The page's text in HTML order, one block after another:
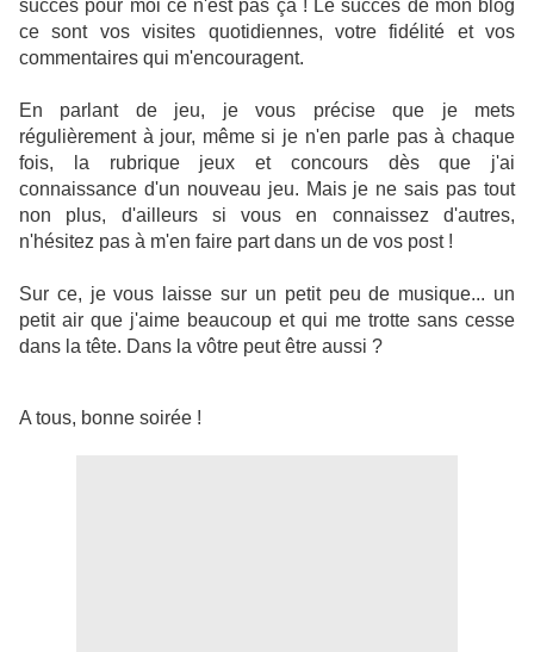
succès pour moi ce n'est pas ça ! Le succès de mon blog
ce sont vos visites quotidiennes, votre fidélité et vos
commentaires qui m'encouragent.
En parlant de jeu, je vous précise que je mets
régulièrement à jour, même si je n'en parle pas à chaque
fois, la rubrique jeux et concours dès que j'ai
connaissance d'un nouveau jeu. Mais je ne sais pas tout
non plus, d'ailleurs si vous en connaissez d'autres,
n'hésitez pas à m'en faire part dans un de vos post !
Sur ce, je vous laisse sur un petit peu de musique... un
petit air que j'aime beaucoup et qui me trotte sans cesse
dans la tête. Dans la vôtre peut être aussi ?
A tous, bonne soirée !